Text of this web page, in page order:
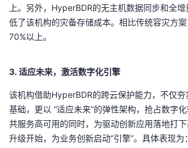
上。另外，HyperBDR的无主机数据同步和全
低了该机构的灾备存储成本。相比传统容灾方
70%以上。
3. 适应未来，激活数字化引擎
该机构借助HyperBDR的跨云保护能力，不仅
基础，更以 ​“适应未来”的弹性架构，抢占数字
共服务高可用的同时，为驱动创新应用落地打
升级开始，为业务创新启动“引擎”。具体表现为：